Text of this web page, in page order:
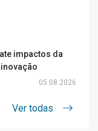
impactos da
05.08.2026
Ver todas